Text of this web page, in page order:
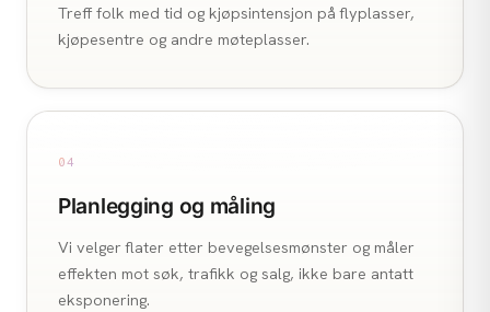
Treff folk med tid og kjøpsintensjon på flyplasser,
kjøpesentre og andre møteplasser.
04
Planlegging og måling
Vi velger flater etter bevegelsesmønster og måler
effekten mot søk, trafikk og salg, ikke bare antatt
eksponering.